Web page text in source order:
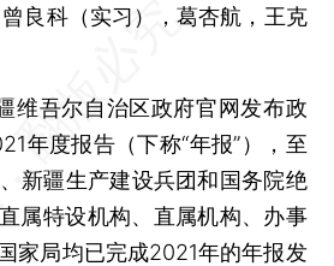
良科（实习），葛杏航，王克
吾尔自治区政府官网发布政
年度报告（下称“年报”），至
新疆生产建设兵团和国务院绝
属特设机构、直属机构、办事
家局均已完成2021年的年报发